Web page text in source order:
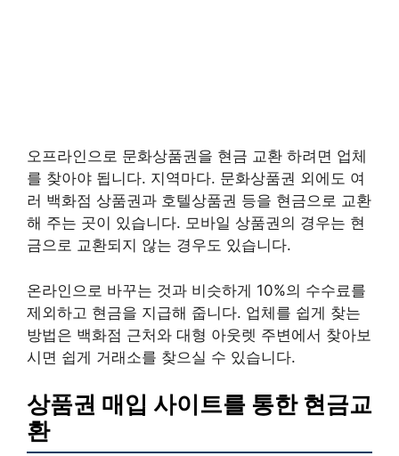
오프라인으로 문화상품권을 현금 교환 하려면 업체
를 찾아야 됩니다. 지역마다. 문화상품권 외에도 여
러 백화점 상품권과 호텔상품권 등을 현금으로 교환
해 주는 곳이 있습니다. 모바일 상품권의 경우는 현
금으로 교환되지 않는 경우도 있습니다.
온라인으로 바꾸는 것과 비슷하게 10%의 수수료를
제외하고 현금을 지급해 줍니다. 업체를 쉽게 찾는
방법은 백화점 근처와 대형 아웃렛 주변에서 찾아보
시면 쉽게 거래소를 찾으실 수 있습니다.
상품권 매입 사이트를 통한 현금교
환